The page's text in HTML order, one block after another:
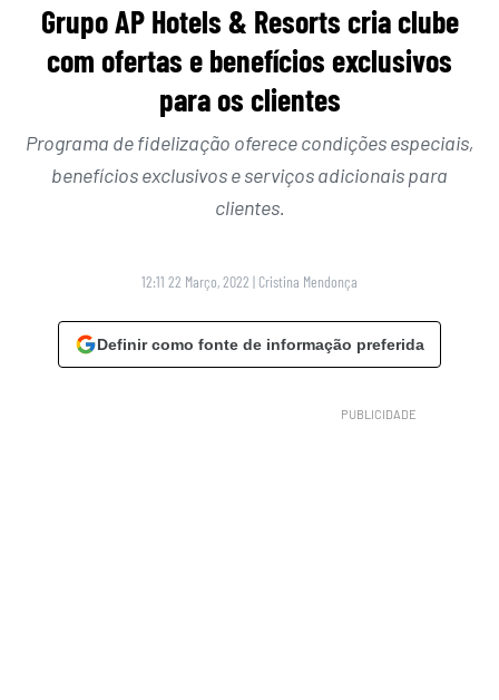
Grupo AP Hotels & Resorts cria clube
com ofertas e benefícios exclusivos
para os clientes
Programa de fidelização oferece condições especiais,
benefícios exclusivos e serviços adicionais para
clientes.
12:11 22 Março, 2022 | Cristina Mendonça
Definir como fonte de informação preferida